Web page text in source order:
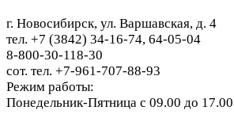
г. Новосибирск, ул. Варшавская, д. 4
тел. +7 (3842) 34-16-74, 64-05-04
8-800-30-118-30
сот. тел. +7-961-707-88-93
Режим работы:
Понедельник-Пятница с 09.00 до 17.00